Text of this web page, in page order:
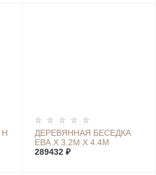
Н
ДЕРЕВЯННАЯ БЕСЕДКА
ЕВА Х 3.2М Х 4.4М
289432 ₽